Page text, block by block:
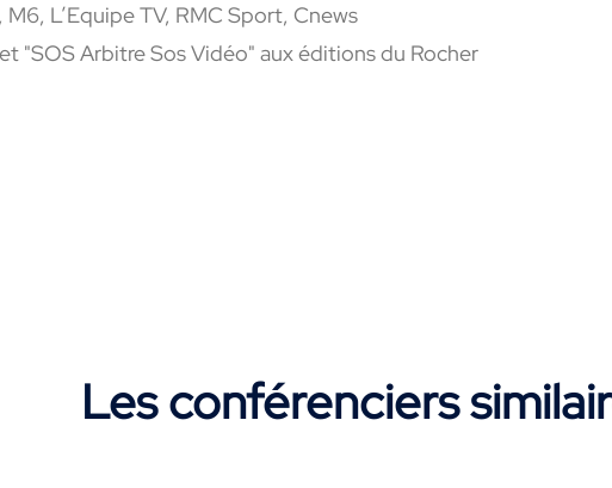
L’Equipe TV, RMC Sport, Cnews
"SOS Arbitre Sos Vidéo" aux éditions du Rocher
Les conférenciers